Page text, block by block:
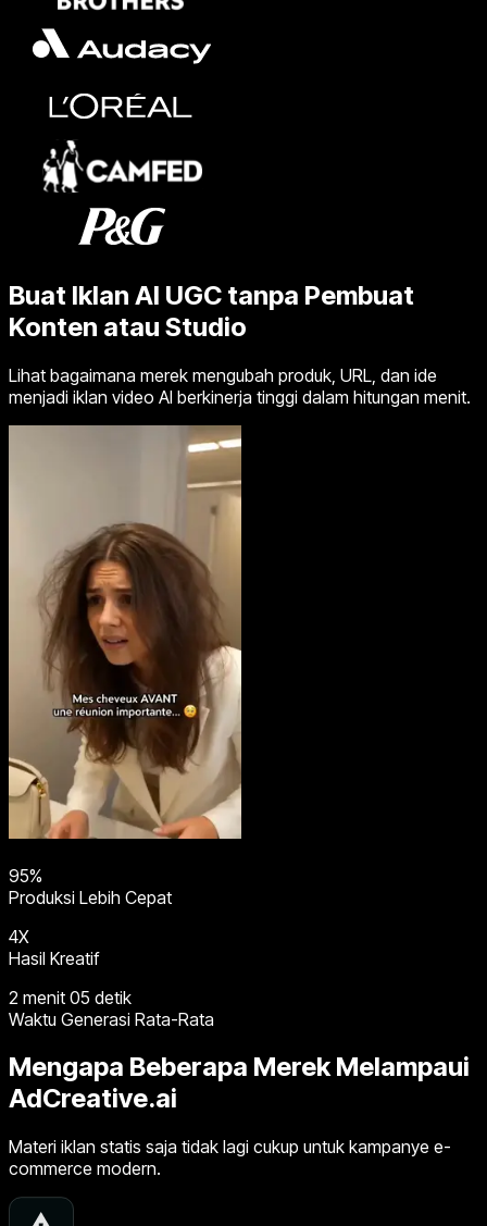
Buat Iklan AI UGC tanpa Pembuat
Konten atau Studio
Lihat bagaimana merek mengubah produk, URL, dan ide
menjadi iklan video AI berkinerja tinggi dalam hitungan menit.
95%
Produksi Lebih Cepat
4X
Hasil Kreatif
2 menit 05 detik
Waktu Generasi Rata-Rata
Mengapa Beberapa Merek Melampaui
AdCreative.ai
Materi iklan statis saja tidak lagi cukup untuk kampanye e-
commerce modern.